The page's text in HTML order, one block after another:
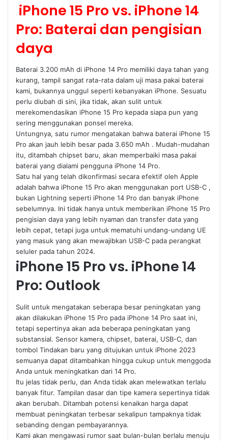
iPhone 15 Pro vs. iPhone 14
Pro: Baterai dan pengisian
daya
Baterai 3.200 mAh di iPhone 14 Pro memiliki daya tahan yang
kurang, tampil sangat rata-rata dalam uji masa pakai baterai
kami, bukannya unggul seperti kebanyakan iPhone. Sesuatu
perlu diubah di sini, jika tidak, akan sulit untuk
merekomendasikan iPhone 15 Pro kepada siapa pun yang
sering menggunakan ponsel mereka.
Untungnya, satu rumor mengatakan bahwa baterai iPhone 15
Pro akan jauh lebih besar pada 3.650 mAh . Mudah-mudahan
itu, ditambah chipset baru, akan memperbaiki masa pakai
baterai yang dialami pengguna iPhone 14 Pro.
Satu hal yang telah dikonfirmasi secara efektif oleh Apple
adalah bahwa iPhone 15 Pro akan menggunakan port USB-C ,
bukan Lightning seperti iPhone 14 Pro dan banyak iPhone
sebelumnya. Ini tidak hanya untuk memberikan iPhone 15 Pro
pengisian daya yang lebih nyaman dan transfer data yang
lebih cepat, tetapi juga untuk mematuhi undang-undang UE
yang masuk yang akan mewajibkan USB-C pada perangkat
seluler pada tahun 2024.
iPhone 15 Pro vs. iPhone 14
Pro: Outlook
Sulit untuk mengatakan seberapa besar peningkatan yang
akan dilakukan iPhone 15 Pro pada iPhone 14 Pro saat ini,
tetapi sepertinya akan ada beberapa peningkatan yang
substansial. Sensor kamera, chipset, baterai, USB-C, dan
tombol Tindakan baru yang ditujukan untuk iPhone 2023
semuanya dapat ditambahkan hingga cukup untuk menggoda
Anda untuk meningkatkan dari 14 Pro.
Itu jelas tidak perlu, dan Anda tidak akan melewatkan terlalu
banyak fitur. Tampilan dasar dan tipe kamera sepertinya tidak
akan berubah. Ditambah potensi kenaikan harga dapat
membuat peningkatan terbesar sekalipun tampaknya tidak
sebanding dengan pembayarannya.
Kami akan mengawasi rumor saat bulan-bulan berlalu menuju